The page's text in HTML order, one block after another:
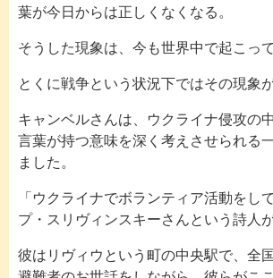
葉が今日からは正しくなくなる。
そうした現象は、今も世界中で起こっ
とくに戦争という状況下ではその現象
キャンベルさんは、ウクライナ侵攻の
言葉が持つ意味を深く考えさせられる
ました。
「ウクライナでボランティア活動をし
プ・スリヴィンスキーさんという詩人
彼はリヴィウという町の中央駅で、全